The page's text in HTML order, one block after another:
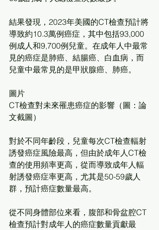
結果發現，2023年美國的CT檢查預計將
導致約10.3萬例癌症，其中包括93,000
例成人和9,700例兒童。在成年人中最常
見的癌症是肺癌、結腸癌、白血病，而
兒童中最常見的是甲狀腺癌、肺癌。
圖片
CT檢查對未來罹患癌症的影響（圖：論
文截圖）
對於不同年齡段，兒童每次CT檢查輻射
誘發癌症風險最高，但由於成年人CT檢
查的使用頻率更高，從而導致成年人輻
射誘發癌症率更高，尤其是50-59歲人
群，預計癌症數量最高。
從不同身體部位來看，腹部和骨盆腔CT
檢查預計對成年人的癌症數量貢獻最